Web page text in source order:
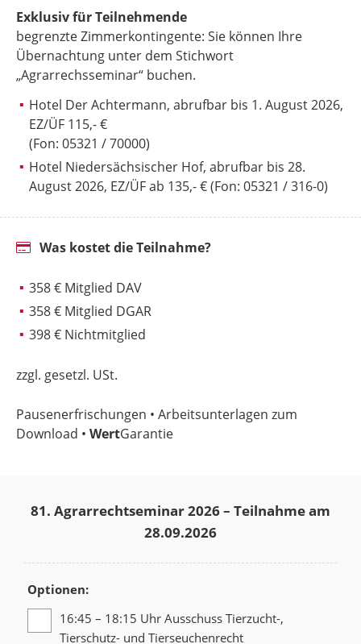
Exklusiv für Teilnehmende
begrenzte Zimmerkontingente: Sie können Ihre
Übernachtung unter dem Stichwort
„Agrarrechsseminar“ buchen.
Hotel Der Achtermann, abrufbar bis 1. August 2026,
EZ/ÜF 115,- €
(Fon: 05321 / 70000)
Hotel Niedersächsischer Hof, abrufbar bis 28.
August 2026, EZ/ÜF ab 135,- € (Fon: 05321 / 316-0)
Was kostet die Teilnahme?
358 € Mitglied DAV
358 € Mitglied DGAR
398 € Nichtmitglied
zzgl. gesetzl. USt.
Pausenerfrischungen • Arbeitsunterlagen zum
Download • WertGarantie
81. Agrarrechtseminar 2026 – Teilnahme am
28.09.2026
Optionen:
16:45 – 18:15 Uhr Ausschuss Tierzucht-,
Tierschutz- und Tierseuchenrecht